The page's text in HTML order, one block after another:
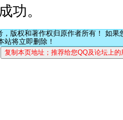
功。
版权和著作权归原作者所有！ 如果
站将立即删除！